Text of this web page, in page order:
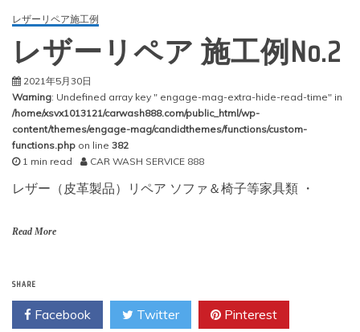
レザーリペア施工例
レザーリペア 施工例No.2
2021年5月30日
Warning: Undefined array key " engage-mag-extra-hide-read-time" in
/home/xsvx1013121/carwash888.com/public_html/wp-
content/themes/engage-mag/candidthemes/functions/custom-
functions.php on line 382
1 min read
CAR WASH SERVICE 888
レザー（皮革製品）リペア ソファ＆椅子等家具類 ・
Read More
SHARE
Facebook Twitter Pinterest